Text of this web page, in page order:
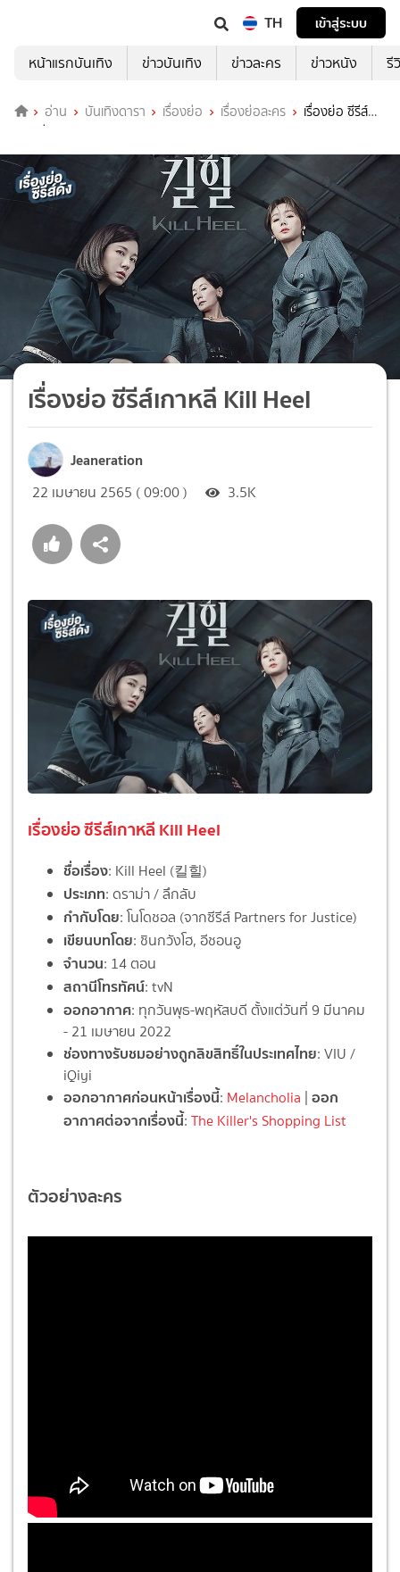
TH
เข้าสู่ระบบ
หน้าแรกบันเทิง
ข่าวบันเทิง ข่าวละคร ข่าวหนัง รี
อ่าน บันเทิงดารา เรื่องย่อ เรื่องย่อละคร
เรื่องย่อ ซีรีส์
เกาหลี Kill Heel
เรื่องย่อ ซีรีส์เกาหลี Kill Heel
Jeaneration
22 เมษายน 2565 ( 09:00 ) 3.5K
เรื่องย่อ ซีรีส์เกาหลี Kill Heel
ชื่อเรื่อง: Kill Heel (킬힐)
ประเภท: ดราม่า / ลึกลับ
กำกับโดย: โนโดชอล (จากซีรีส์ Partners for Justice)
เขียนบทโดย: ชินกวังโฮ, อีชอนอู
จำนวน: 14 ตอน
สถานีโทรทัศน์: tvN
ออกอากาศ: ทุกวันพุธ-พฤหัสบดี ตั้งแต่วันที่ 9 มีนาคม
- 21 เมษายน 2022
ช่องทางรับชมอย่างถูกลิขสิทธิ์ในประเทศไทย: VIU /
iQiyi
ออกอากาศก่อนหน้าเรื่องนี้: Melancholia | ออก
อากาศต่อจากเรื่องนี้: The Killer's Shopping List
ตัวอย่างละคร